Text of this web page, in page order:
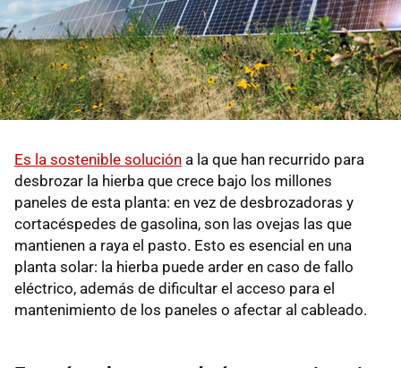
Es la sostenible solución a la que han recurrido para
desbrozar la hierba que crece bajo los millones
paneles de esta planta: en vez de desbrozadoras y
cortacéspedes de gasolina, son las ovejas las que
mantienen a raya el pasto. Esto es esencial en una
planta solar: la hierba puede arder en caso de fallo
eléctrico, además de dificultar el acceso para el
mantenimiento de los paneles o afectar al cableado.